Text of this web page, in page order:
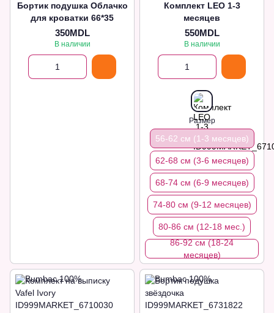
Бортик подушка Облачко
для кроватки 66*35
350MDL
В наличии
Комплект LEO 1-3
месяцев
550MDL
В наличии
Размер
56-62 см (1-3 месяцев)
62-68 см (3-6 месяцев)
68-74 см (6-9 месяцев)
74-80 см (9-12 месяцев)
80-86 см (12-18 мес.)
86-92 см (18-24
месяцев)